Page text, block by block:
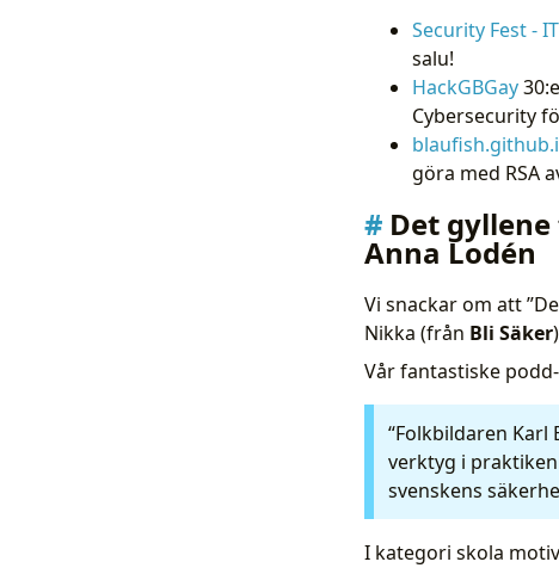
Security Fest -
salu!
HackGBGay
Cybersecurity
göra med RSA
Det
Anna Lodén
Vi snackar om att
Nikka (från Bli Säker
Vår fantastiske
“Folkbildaren
verktyg i
svenskens
I kategori skola